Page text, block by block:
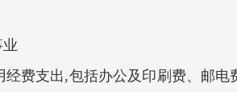
费支出,包括办公及印刷费、邮